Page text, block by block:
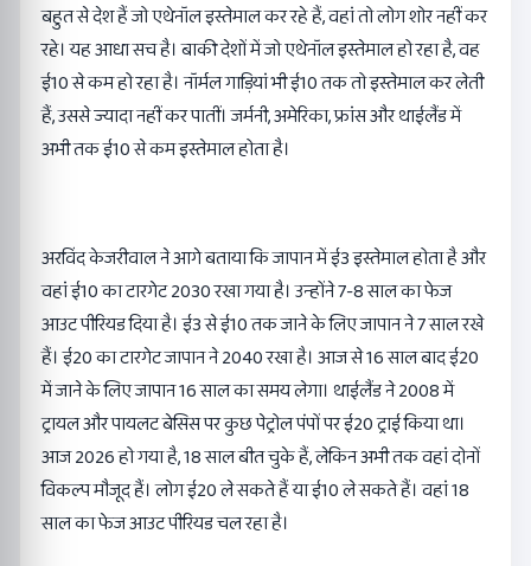
बहुत से देश हैं जो एथेनॉल इस्तेमाल कर रहे हैं, वहां तो लोग शोर नहीं कर
रहे। यह आधा सच है। बाकी देशों में जो एथेनॉल इस्तेमाल हो रहा है, वह
ई10 से कम हो रहा है। नॉर्मल गाड़ियां भी ई10 तक तो इस्तेमाल कर लेती
हैं, उससे ज्यादा नहीं कर पातीं। जर्मनी, अमेरिका, फ्रांस और थाईलैंड में
अभी तक ई10 से कम इस्तेमाल होता है।
अरविंद केजरीवाल ने आगे बताया कि जापान में ई3 इस्तेमाल होता है और
वहां ई10 का टारगेट 2030 रखा गया है। उन्होंने 7-8 साल का फेज
आउट पीरियड दिया है। ई3 से ई10 तक जाने के लिए जापान ने 7 साल रखे
हैं। ई20 का टारगेट जापान ने 2040 रखा है। आज से 16 साल बाद ई20
में जाने के लिए जापान 16 साल का समय लेगा। थाईलैंड ने 2008 में
ट्रायल और पायलट बेसिस पर कुछ पेट्रोल पंपों पर ई20 ट्राई किया था।
आज 2026 हो गया है, 18 साल बीत चुके हैं, लेकिन अभी तक वहां दोनों
विकल्प मौजूद हैं। लोग ई20 ले सकते हैं या ई10 ले सकते हैं। वहां 18
साल का फेज आउट पीरियड चल रहा है।